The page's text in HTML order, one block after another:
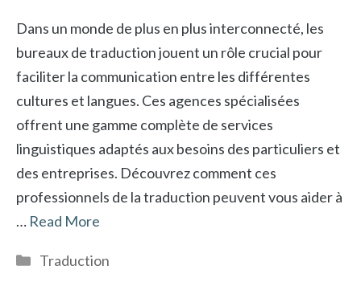
Dans un monde de plus en plus interconnecté, les
bureaux de traduction jouent un rôle crucial pour
faciliter la communication entre les différentes
cultures et langues. Ces agences spécialisées
offrent une gamme complète de services
linguistiques adaptés aux besoins des particuliers et
des entreprises. Découvrez comment ces
professionnels de la traduction peuvent vous aider à
… Read More
Catégories
Traduction